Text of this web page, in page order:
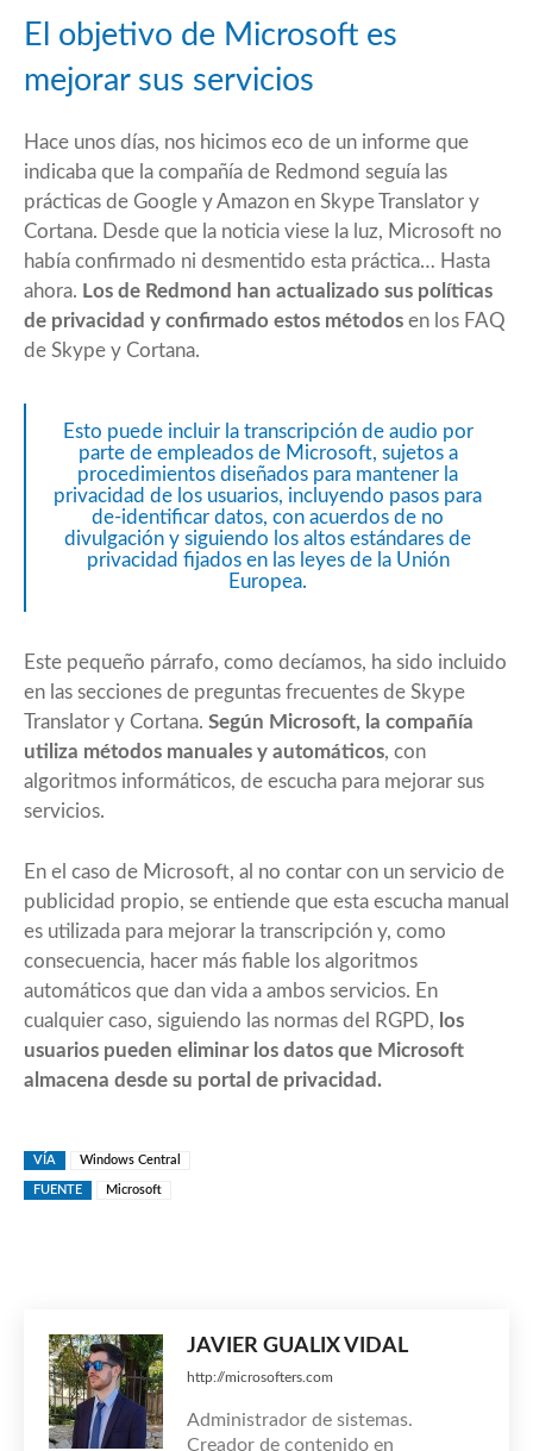
El objetivo de Microsoft es
mejorar sus servicios
Hace unos días, nos hicimos eco de un informe que
indicaba que la compañía de Redmond seguía las
prácticas de Google y Amazon en Skype Translator y
Cortana. Desde que la noticia viese la luz, Microsoft no
había confirmado ni desmentido esta práctica… Hasta
ahora. Los de Redmond han actualizado sus políticas
de privacidad y confirmado estos métodos en los FAQ
de Skype y Cortana.
Esto puede incluir la transcripción de audio por
parte de empleados de Microsoft, sujetos a
procedimientos diseñados para mantener la
privacidad de los usuarios, incluyendo pasos para
de-identificar datos, con acuerdos de no
divulgación y siguiendo los altos estándares de
privacidad fijados en las leyes de la Unión
Europea.
Este pequeño párrafo, como decíamos, ha sido incluido
en las secciones de preguntas frecuentes de Skype
Translator y Cortana. Según Microsoft, la compañía
utiliza métodos manuales y automáticos, con
algoritmos informáticos, de escucha para mejorar sus
servicios.
En el caso de Microsoft, al no contar con un servicio de
publicidad propio, se entiende que esta escucha manual
es utilizada para mejorar la transcripción y, como
consecuencia, hacer más fiable los algoritmos
automáticos que dan vida a ambos servicios. En
cualquier caso, siguiendo las normas del RGPD, los
usuarios pueden eliminar los datos que Microsoft
almacena desde su portal de privacidad.
VÍA Windows Central
FUENTE Microsoft
JAVIER GUALIX VIDAL
http://microsofters.com
Administrador de sistemas.
Creador de contenido en